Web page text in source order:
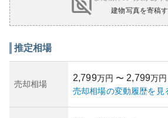
建物写真を寄稿
推定相場
売却相場
2,799万円 〜 2,799万円
売却相場の変動履歴を見